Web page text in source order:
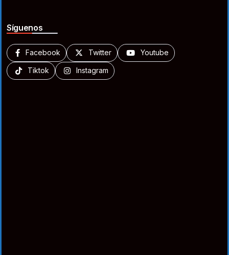
Síguenos
Facebook Twitter Youtube
Tiktok Instagram